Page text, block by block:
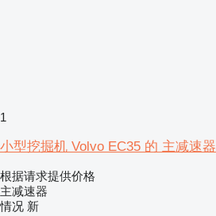
1
小型挖掘机 Volvo EC35 的 主减速器
根据请求提供价格
主减速器
情况 新